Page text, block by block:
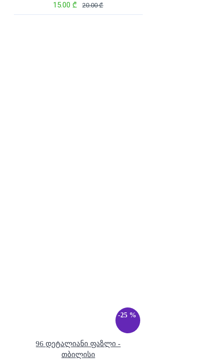
15.00 ₾ 20.00 ₾
-25 %
96 დეტალიანი ფაზლი -
თბილისი